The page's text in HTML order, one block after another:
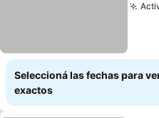
Seleccioná las fechas para
exactos